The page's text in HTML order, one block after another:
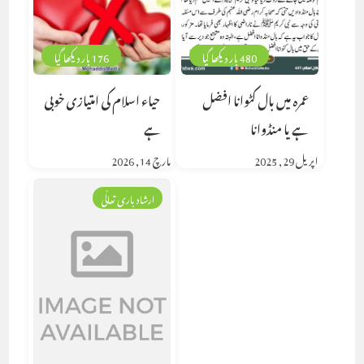
176 بار دیکھا گیا
حیاء اسلام کی امتیازی خوبی
ہے
مارچ 14, 2026
480 بار دیکھا گیا
عمرہ میں بال کٹوانا افضل
ہے یا منڈوانا
اپریل 29, 2025
ارشاد باری تعالٰی